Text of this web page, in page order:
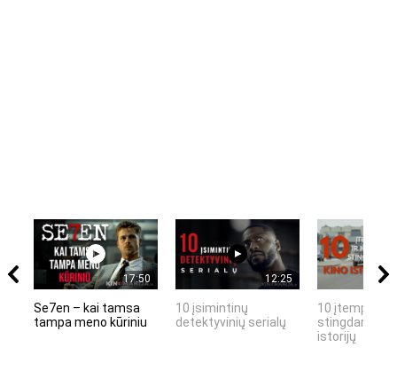
17:50
Se7en – kai tamsa
tampa meno kūriniu
12:25
10 įsimintinų
detektyvinių serialų
10 įtemptų,
stingdančių
istorijų